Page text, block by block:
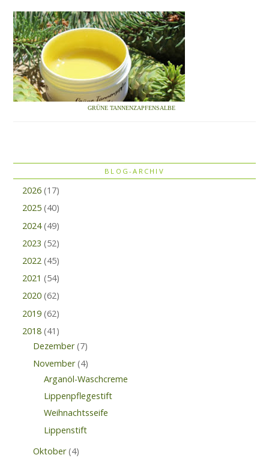
GRÜNE TANNENZAPFENSALBE
BLOG-ARCHIV
2026 (17)
2025 (40)
2024 (49)
2023 (52)
2022 (45)
2021 (54)
2020 (62)
2019 (62)
2018 (41)
Dezember (7)
November (4)
Arganöl-Waschcreme
Lippenpflegestift
Weihnachtsseife
Lippenstift
Oktober (4)